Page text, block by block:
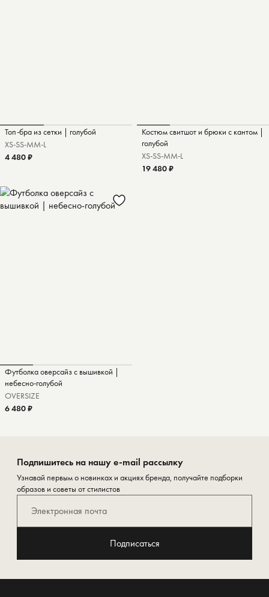
Топ-бра из сетки | голубой
XS-SS-MM-L
4 480 ₽
Костюм свитшот и брюки с кантом |
голубой
XS-SS-MM-L
19 480 ₽
Футболка оверсайз с вышивкой |
небесно-голубой
OVERSIZE
6 480 ₽
Подпишитесь на нашу e-mail рассылку
Узнавай первым о новинках и акциях бренда, получайте подборки
образов и советы от стилистов
Подписаться